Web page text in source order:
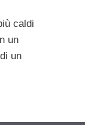
caldi
un
un